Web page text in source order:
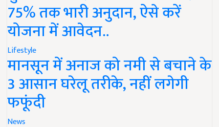
75% तक भारी अनुदान, ऐसे करें
योजना में आवेदन..
Lifestyle
मानसून में अनाज को नमी से बचाने के
3 आसान घरेलू तरीके, नहीं लगेगी
फफूंदी
News